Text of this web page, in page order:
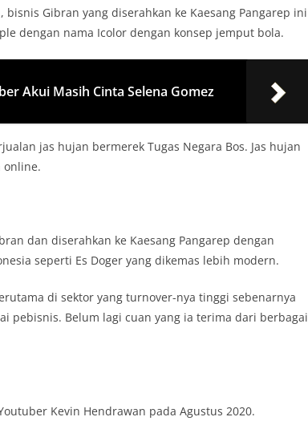
Gibran yang diserahkan ke Kaesang Pangarep ini
dengan nama Icolor dengan konsep jemput bola.
Akui Masih Cinta Selena Gomez
jas hujan bermerek Tugas Negara Bos. Jas hujan
online.
dan diserahkan ke Kaesang Pangarep dengan
seperti Es Doger yang dikemas lebih modern.
di sektor yang turnover-nya tinggi sebenarnya
pebisnis. Belum lagi cuan yang ia terima dari berbagai
Kevin Hendrawan pada Agustus 2020.